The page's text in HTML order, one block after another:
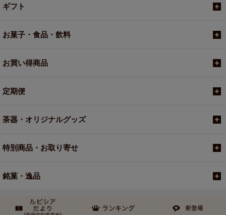
ギフト
お菓子・食品・飲料
お買い得商品
定期便
茶器・オリジナルグッズ
特別商品・お取り寄せ
銘菓・逸品